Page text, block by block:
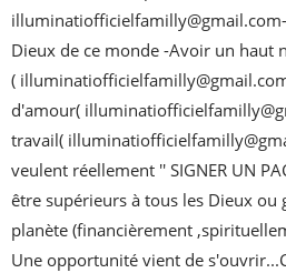
Dieux de ce monde -Avoir un haut
(
d'amour(
travail(
veulent réellement '' SIGNER UN
être supérieurs à tous les Dieux ou
planète (financièrement
Une opportunité vient de